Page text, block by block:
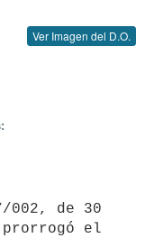
Ver Imagen del D.O.
002, de 30
prorrogó el